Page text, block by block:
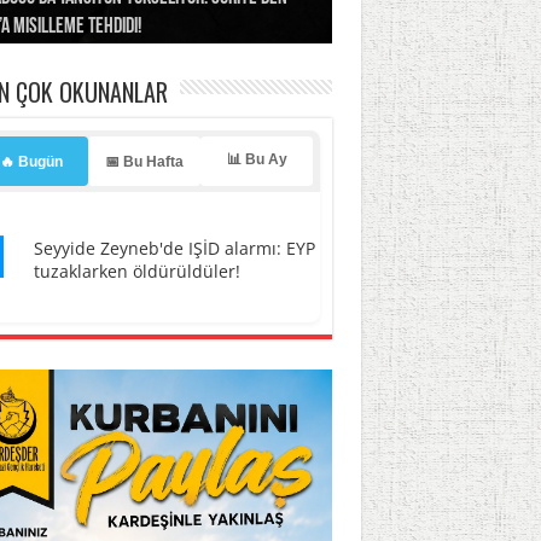
üzerine ateş açıldı”
misilleme tehdidi!
İsrail’in “timsah” planına fren!
başladı
kabus yaşatıldı!
ÇOK OKUNANLAR
🔥 Bugün 📅 Bu Hafta 📊 Bu Ay
Seyyide Zeyneb'de IŞİD alarmı: EYP
tuzaklarken öldürüldüler!